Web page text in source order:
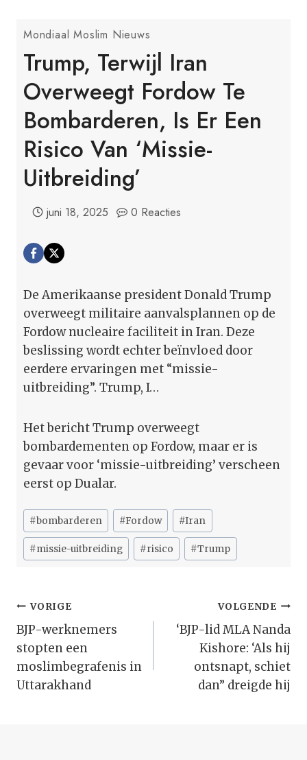
Mondiaal Moslim Nieuws
Trump, Terwijl Iran
Overweegt Fordow Te
Bombarderen, Is Er Een
Risico Van ‘missie-
Uitbreiding’
juni 18, 2025 0 Reacties
De Amerikaanse president Donald Trump
overweegt militaire aanvalsplannen op de
Fordow nucleaire faciliteit in Iran. Deze
beslissing wordt echter beïnvloed door
eerdere ervaringen met “missie-
uitbreiding”. Trump, I…
Het bericht Trump overweegt
bombardementen op Fordow, maar er is
gevaar voor ‘missie-uitbreiding’ verscheen
eerst op Dualar.
Bericht
tags:
#bombarderen #Fordow #Iran
#missie-uitbreiding #risico #Trump
Bericht
Navigatie
VORIGE
BJP-werknemers
stopten een
moslimbegrafenis in
Uttarakhand
VOLGENDE
‘BJP-lid MLA Nanda
Kishore: ‘Als hij
ontsnapt, schiet
dan” dreigde hij